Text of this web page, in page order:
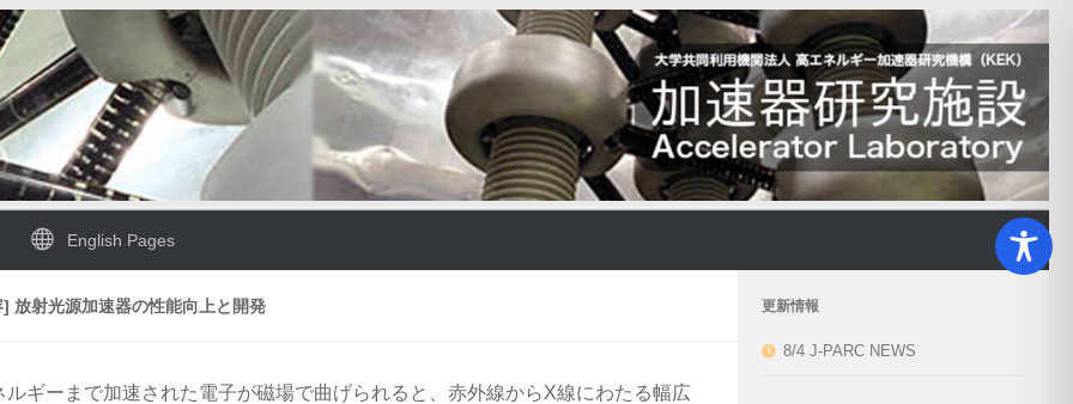
English Pages
放射光源加速器の性能向上と開発
ルギーまで加速された電子が磁場で曲げられると、赤外線からX線にわたる幅広
更新情報
8/4 J-PARC NEWS